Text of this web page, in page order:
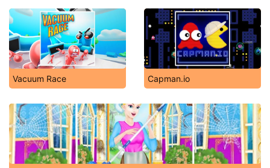
Vacuum Race Capman.io